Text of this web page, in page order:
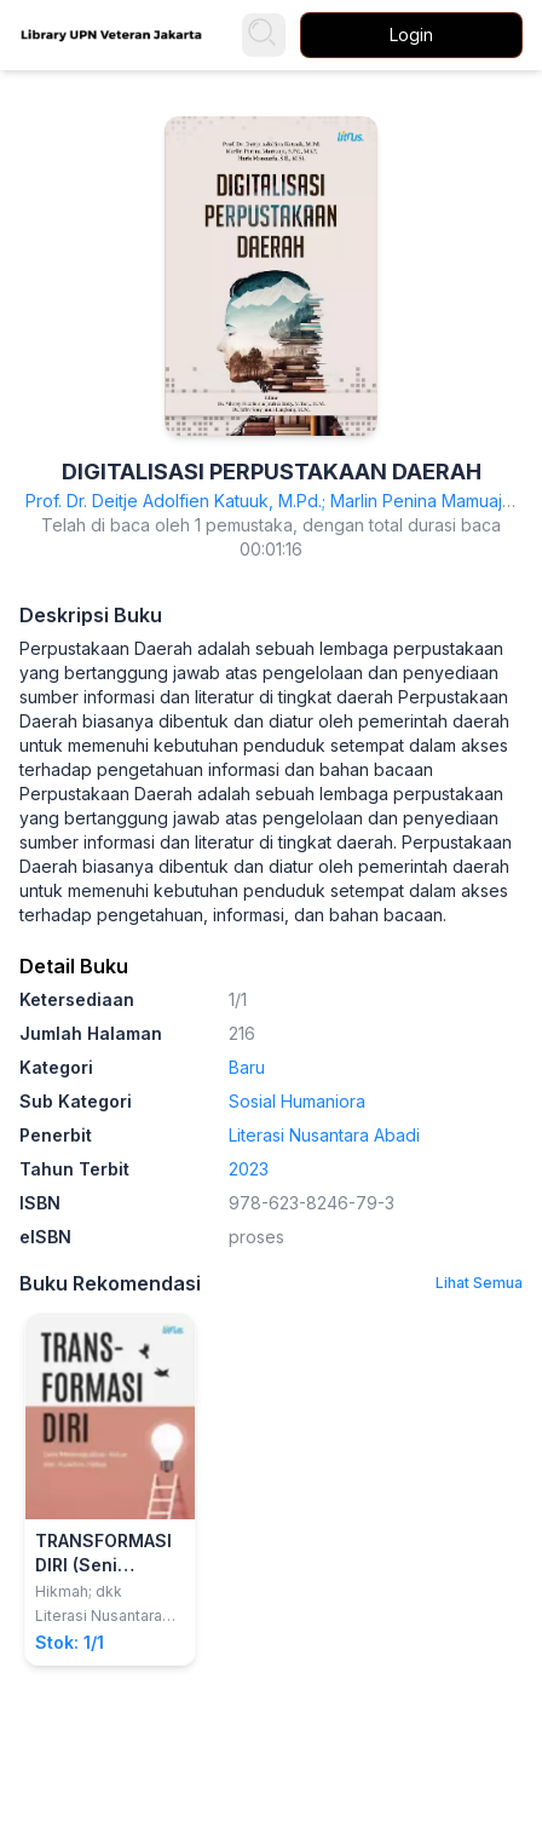
Login
DIGITALISASI PERPUSTAKAAN DAERAH
Prof. Dr. Deitje Adolfien Katuuk, M.Pd.; Marlin Penina Mamuaja,
S.Pd., MAP.; Haris Monoarfa, SE.,M.Si.
Telah di baca oleh 1 pemustaka, dengan total durasi baca
00:01:16
Deskripsi Buku
Perpustakaan Daerah adalah sebuah lembaga perpustakaan
yang bertanggung jawab atas pengelolaan dan penyediaan
sumber informasi dan literatur di tingkat daerah Perpustakaan
Daerah biasanya dibentuk dan diatur oleh pemerintah daerah
untuk memenuhi kebutuhan penduduk setempat dalam akses
terhadap pengetahuan informasi dan bahan bacaan
Perpustakaan Daerah adalah sebuah lembaga perpustakaan
yang bertanggung jawab atas pengelolaan dan penyediaan
sumber informasi dan literatur di tingkat daerah. Perpustakaan
Daerah biasanya dibentuk dan diatur oleh pemerintah daerah
untuk memenuhi kebutuhan penduduk setempat dalam akses
terhadap pengetahuan, informasi, dan bahan bacaan.
Detail Buku
Ketersediaan
1/1
Jumlah Halaman
216
Kategori
Baru
Sub Kategori
Sosial Humaniora
Penerbit
Literasi Nusantara Abadi
Tahun Terbit
2023
ISBN
978-623-8246-79-3
eISBN
proses
Buku Rekomendasi Lihat Semua
TRANSFORMASI
DIRI (Seni
Meningkatkan
Value dan
Kualitas Hidup)
Hikmah; dkk
Literasi Nusantara
Abadi
Stok: 1/1